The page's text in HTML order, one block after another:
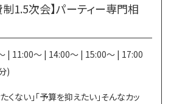
1.5次会】パーティー専門相
| 11:00～ | 14:00～ | 15:00～ | 17:00
)
くない」「予算を抑えたい」そんなカッ